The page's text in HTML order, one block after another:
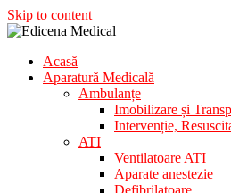
Skip to content
Edicena Medical
Aparatura Medicala
Acasă
Aparatură Medicală
Ambulanțe
Imobilizare și
Intervenție,
ATI
Ventilatoare ATI
Aparate anestezie
Defibrilatoare